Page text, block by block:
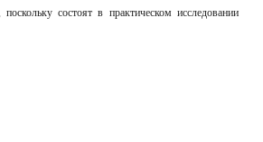
состоят в практическом исследовании